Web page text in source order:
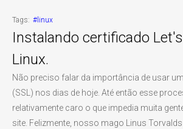
Tags: #linux
Instalando certificado
Linux.
Não preciso falar da importância de usar
(SSL) nos dias de hoje. Até então esse
relativamente caro o que impedia muita
site. Felizmente, nosso mago Linus